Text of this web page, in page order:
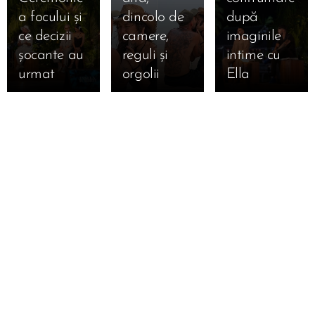
a focului și
ce decizii
șocante au
urmat 🔥
dincolo de
camere,
reguli și
orgolii
după
imaginile
intime cu
Ella 🔥